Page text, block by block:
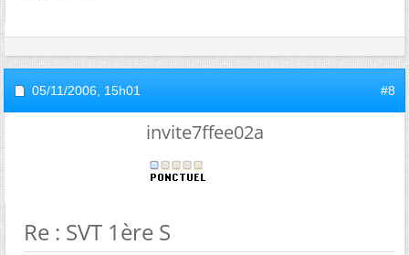
05/11/2006, 15h01 #8
invite7ffee02a
Re : SVT 1ère S